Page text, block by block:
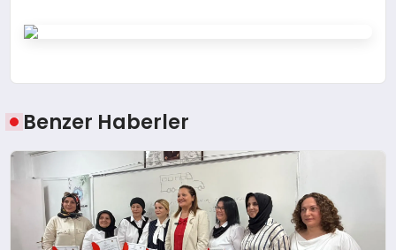
Benzer Haberler